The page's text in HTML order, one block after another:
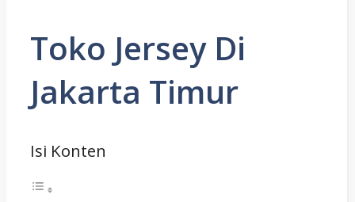
Toko Jersey Di
Jakarta Timur
Isi Konten